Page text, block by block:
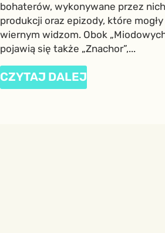
bohaterów, wykonywane przez
produkcji oraz epizody, które
wiernym widzom. Obok
pojawią się także „Znachor”,...
CZYTAJ DALEJ